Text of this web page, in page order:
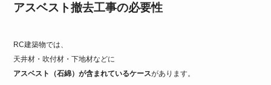
アスベスト撤去工事の必要性
RC建築物では、
天井材・吹付材・下地材などに
アスベスト（石綿）が含まれているケースがあります。